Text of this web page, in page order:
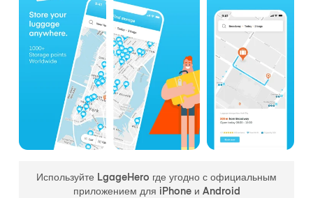
Используйте LgageHero где угодно с официальным
приложением для iPhone и Android